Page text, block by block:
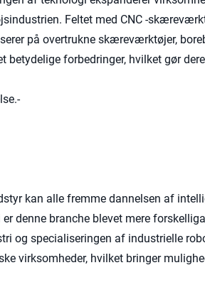
Feltet med CNC -
på overtrukne skæreværktøjer,
forbedringer, hvilket gør
kan alle fremme dannelsen af
denne branche blevet mere
og specialiseringen af ​​industrielle
virksomheder, hvilket bringer